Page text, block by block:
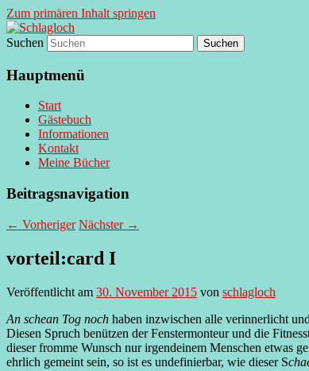
Zum primären Inhalt springen
Schlagloch
supersberger taggedanken
Suchen
Hauptmenü
Start
Gästebuch
Informationen
Kontakt
Meine Bücher
Beitragsnavigation
← Vorheriger Nächster →
vorteil:card I
Veröffentlicht am 30. November 2015 von schlagloch
An schean Tog noch haben inzwischen alle verinnerlicht
Diesen Spruch benützen der Fenstermonteur und die
dieser fromme Wunsch nur irgendeinem Menschen etwas
ehrlich gemeint sein, so ist es undefinierbar, wie dieser S